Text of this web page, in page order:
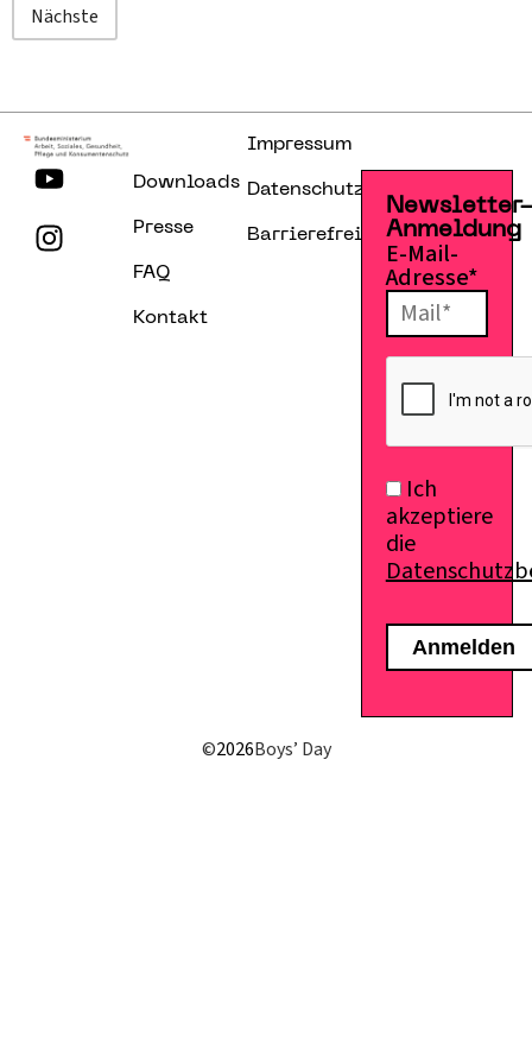
Nächste
Downloads
Presse
FAQ
Kontakt
Impressum
Datenschutzerklärung
Barrierefreiheitserklärung
Anmeldung
E-Mail-
Adresse*
Ich
akzeptiere
die
©2026Boys’ Day